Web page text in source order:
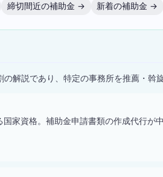
締切間近の補助金 → 新着の補助金 →
解説であり、特定の事務所を推薦・斡
家資格。補助金申請書類の作成代行が中